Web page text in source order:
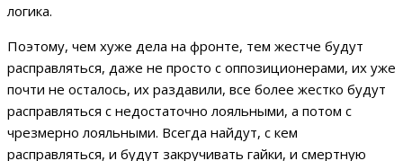
логика.
Поэтому, чем хуже дела на фронте, тем жестче будут
расправляться, даже не просто с оппозиционерами, их уже
почти не осталось, их раздавили, все более жестко будут
расправляться с недостаточно лояльными, а потом с
чрезмерно лояльными. Всегда найдут, с кем
расправляться, и будут закручивать гайки, и смертную